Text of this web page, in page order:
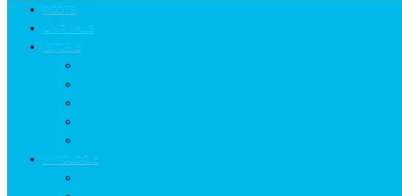
ROOTS
UNRIVALS
ISTORIE
MITOLOGIE